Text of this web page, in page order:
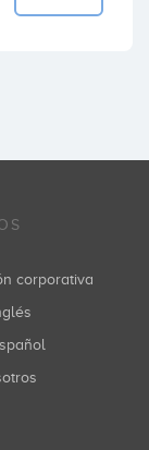
corporativa